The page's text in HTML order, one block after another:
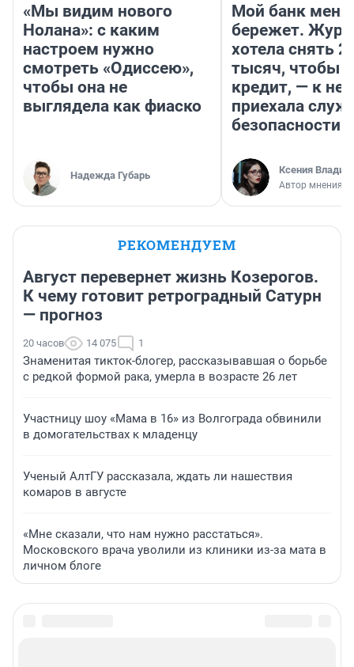
«Мы видим нового
Нолана»: с каким
настроем нужно
смотреть «Одиссею»,
чтобы она не
выглядела как фиаско
Надежда Губарь
Мой банк меня
бережет.
хотела снять
тысяч, чтобы
кредит, — к
приехала
безопасности
Ксения
Автор мнения
РЕКОМЕНДУЕМ
Август перевернет жизнь Козерогов.
К чему готовит ретроградный Сатурн
— прогноз
20 часов 14 075 1
Знаменитая тикток-блогер, рассказывавшая о борьбе
с редкой формой рака, умерла в возрасте 26 лет
Участницу шоу «Мама в 16» из Волгограда обвинили
в домогательствах к младенцу
Ученый АлтГУ рассказала, ждать ли нашествия
комаров в августе
«Мне сказали, что нам нужно расстаться».
Московского врача уволили из клиники из-за мата в
личном блоге